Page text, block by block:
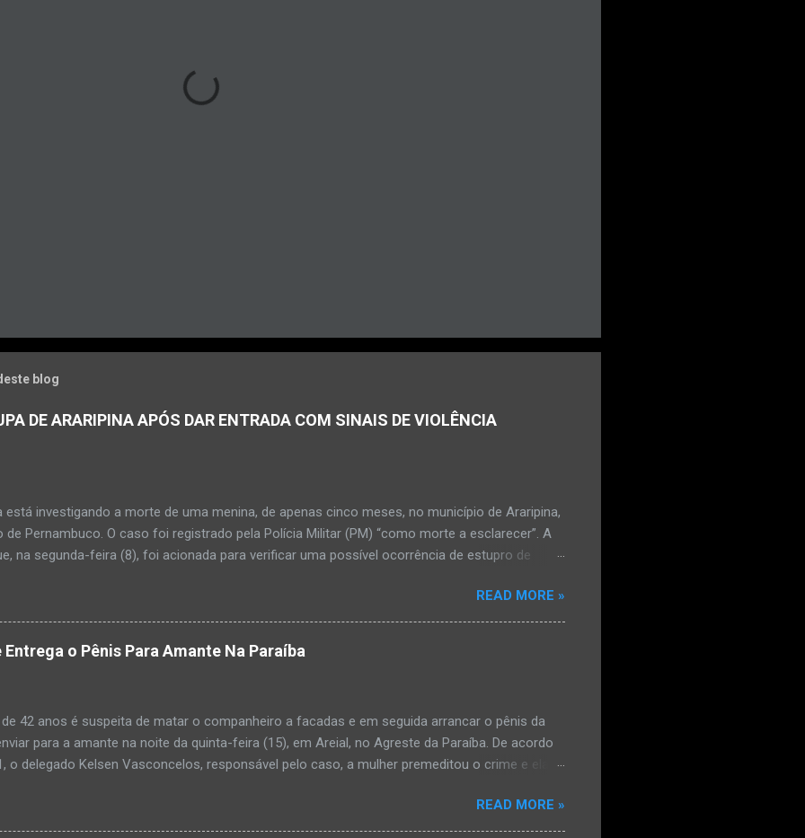
blog
DE ARARIPINA APÓS DAR ENTRADA COM SINAIS DE VIOLÊNCIA
está investigando a morte de uma menina, de apenas cinco meses, no município de Araripina,
de Pernambuco. O caso foi registrado pela Polícia Militar (PM) “como morte a esclarecer”. A
na segunda-feira (8), foi acionada para verificar uma possível ocorrência de estupro de
da PM mostra que, segundo informações passadas pela equipe médica, a vítima estava
de desidratação e desnutrição, além de apresentar ruptura anal e vaginal. Os pais
que a criança estava apresentando, desde sábado (6), alguns sinais de mal-estar. Segundo
pais só levaram a menina para UPA após uma piora no estado de saúde, na segunda-feira pela
O...
READ MORE »
o Pênis Para Amante Na Paraíba
42 anos é suspeita de matar o companheiro a facadas e em seguida arrancar o pênis da
para a amante na noite da quinta-feira (15), em Areial, no Agreste da Paraíba. De acordo
o delegado Kelsen Vasconcelos, responsável pelo caso, a mulher premeditou o crime e ela
manhã desta sexta-feira (16), que antes de cometer o crime, a suspeita também escreveu uma
para o filho mais velho, de 18 anos. “Na carta ela pede para que o filho mais velho, fruto
READ MORE »